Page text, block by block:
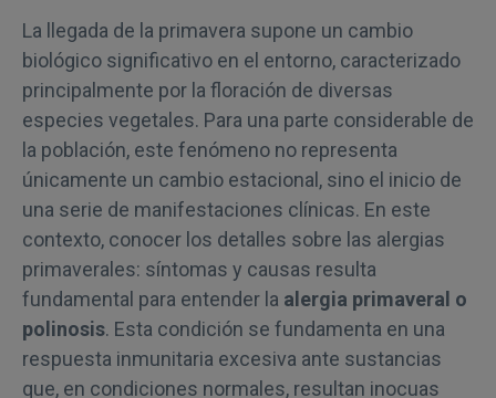
Prevalencia de la alergia en España
Síntomas principales de la alergia al polen
¿Alergia, resfriado o gripe? Cómo diferenciarlos
Los pólenes más frecuentes en España según la
zona
Cómo se realiza el diagnóstico médico
Opciones de tratamiento para aliviar los síntomas
La llegada de la primavera supone un cambio
biológico significativo en el entorno, caracterizado
principalmente por la floración de diversas
especies vegetales. Para una parte considerable de
la población, este fenómeno no representa
únicamente un cambio estacional, sino el inicio de
una serie de manifestaciones clínicas. En este
contexto, conocer los detalles sobre las alergias
primaverales: síntomas y causas resulta
fundamental para entender la alergia primaveral o
polinosis. Esta condición se fundamenta en una
respuesta inmunitaria excesiva ante sustancias
que, en condiciones normales, resultan inocuas